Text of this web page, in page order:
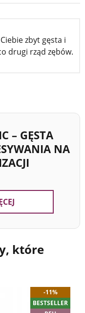
zbyt gęsta i
drugi rząd zębów.
– GĘSTA
NA
które
-11%
BESTSELLER